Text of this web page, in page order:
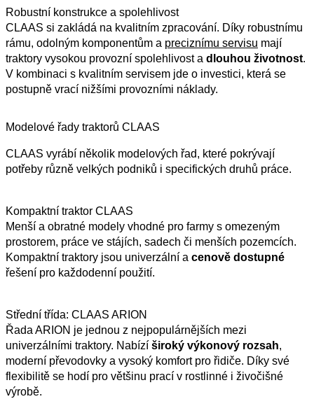
Robustní konstrukce a spolehlivost
CLAAS si zakládá na kvalitním zpracování. Díky robustnímu
rámu, odolným komponentům a preciznímu servisu mají
traktory vysokou provozní spolehlivost a dlouhou životnost.
V kombinaci s kvalitním servisem jde o investici, která se
postupně vrací nižšími provozními náklady.
Modelové řady traktorů CLAAS
CLAAS vyrábí několik modelových řad, které pokrývají
potřeby různě velkých podniků i specifických druhů práce.
Kompaktní traktor CLAAS
Menší a obratné modely vhodné pro farmy s omezeným
prostorem, práce ve stájích, sadech či menších pozemcích.
Kompaktní traktory jsou univerzální a cenově dostupné
řešení pro každodenní použití.
Střední třída: CLAAS ARION
Řada ARION je jednou z nejpopulárnějších mezi
univerzálními traktory. Nabízí široký výkonový rozsah,
moderní převodovky a vysoký komfort pro řidiče. Díky své
flexibilitě se hodí pro většinu prací v rostlinné i živočišné
výrobě.